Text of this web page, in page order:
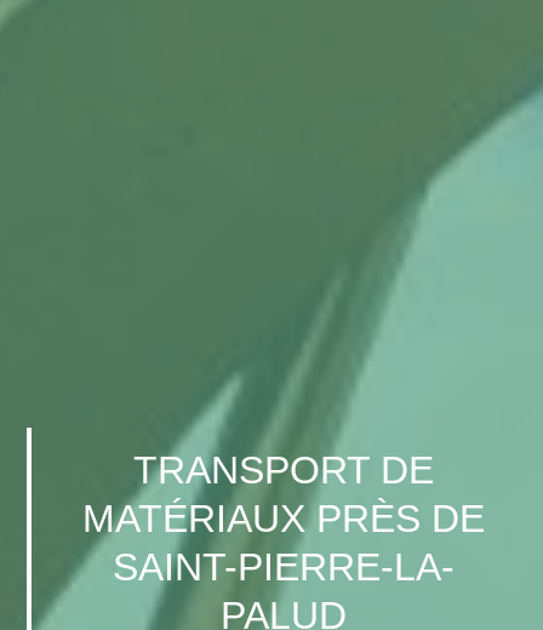
TRANSPORT DE
MATÉRIAUX PRÈS DE
SAINT-PIERRE-LA-
PALUD